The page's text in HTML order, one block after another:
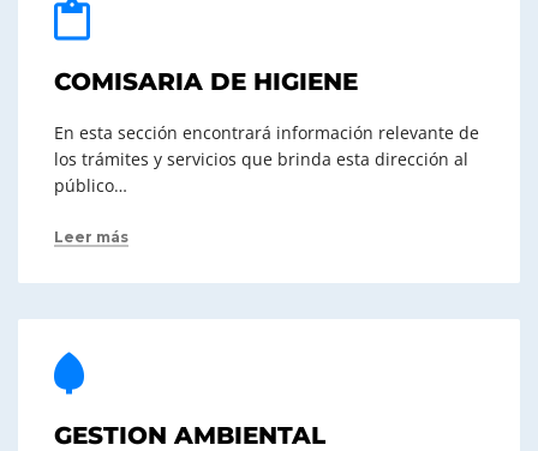
COMISARIA DE HIGIENE
En esta sección encontrará información relevante de
los trámites y servicios que brinda esta dirección al
público…
Leer más
GESTION AMBIENTAL